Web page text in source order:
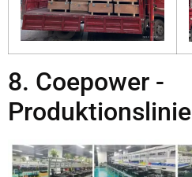
8. Coepower -
Produktionslinie